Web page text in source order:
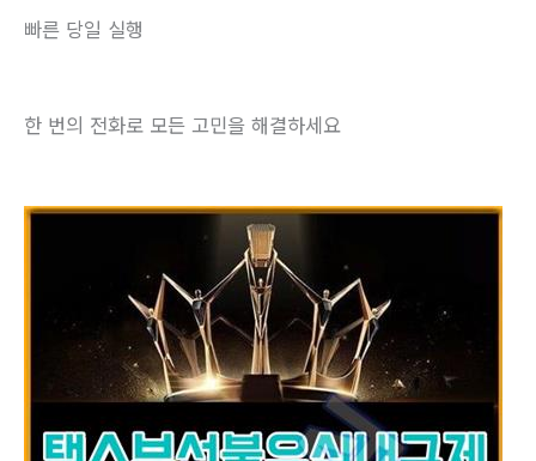
빠른 당일 실행
한 번의 전화로 모든 고민을 해결하세요